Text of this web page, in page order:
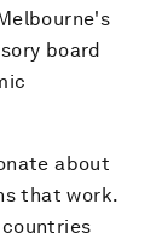
board
about
that work.